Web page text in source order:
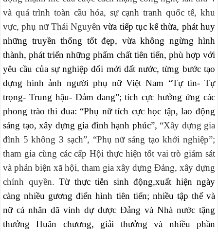
và quá trình toàn cầu hóa, sự cạnh tranh quốc tế, khu
vực, phụ nữ Thái Nguyênvừa tiếp tục kế thừa, phát huy
những truyền thống tốt đẹp, vừa không ngừng hình
thành, phát triển những phẩm chất tiên tiến, phù hợp với
yêu cầu của sự nghiệp đổi mới đất nước, từng bước tạo
dựng hình ảnh người phụ nữ Việt Nam “Tự tin- Tự
trọng- Trung hậu- Đảm đang”; tích cực hưởng ứng các
phong trào thi đua: “Phụ nữ tích cực học tập, lao động
sáng tạo, xây dựng gia đình hạnh phúc”, “Xây dựng gia
đình 5 không 3 sạch”, “Phụ nữ sáng tạo khởi nghiệp”;
tham gia cùng các cấp Hội thực hiện tốt vai trò giám sát
và phản biện xã hội, tham gia xây dựng Đảng, xây dựng
chính quyền. Từ thực tiễn sinh động,xuất hiện ngày
càng nhiều gương điển hình tiên tiến; nhiều tập thể và
nữ cá nhân đã vinh dự được Đảng và Nhà nước tặng
thưởng Huân chương, giải thưởng và nhiều phần